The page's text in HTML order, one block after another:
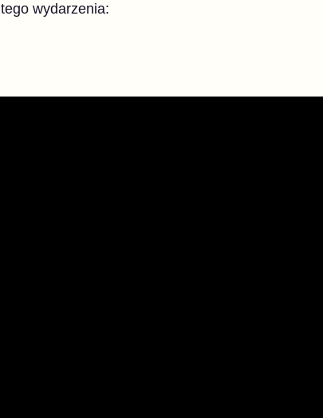
tego wydarzenia: